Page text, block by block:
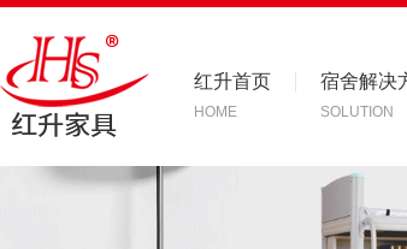
红升首页
HOME
宿舍解决
SOLUTION